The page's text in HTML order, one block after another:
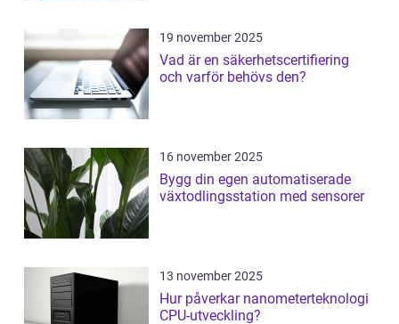
19 november 2025
Vad är en säkerhetscertifiering
och varför behövs den?
16 november 2025
Bygg din egen automatiserade
växtodlingsstation med sensorer
13 november 2025
Hur påverkar nanometerteknologi
CPU-utveckling?